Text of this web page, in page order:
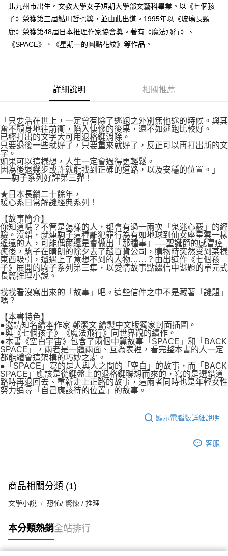
※ 請注意：結帳手續完成當下不需立刻繳費，但若您需要取消訂單，請聯絡
購買商品的店家。未經商家同意取消之訂單仍視為有效，需透過AFTEE先享
後付繳納相關費用。
※ 交易是否成功請以「AFTEE先享後付 」之結帳頁面顯示為準，若有關於
是否繳費成功／繳費後需取消欲退款等相關疑問，請聯繫「AFTEE先享後付
易，需依本服務之必要範圍內提供個人資料，並將交易相關給付款項請求債
https://aftee.tw/terms/#terms3
３．未成年的使用者請事先徵得法定代理人或監護人之同意方可使用
「AFTEE先享後付」，若未經同意申辦者引起之損失，本公司不負相關責
任。
４．使用「AFTEE先享後付」時，將依據個別帳號之用戶狀況，依本公司即
時審查核予不同之上限額度；若仍有額度不足之情形，本公司將視審查結果
請求用戶進行身份認證。
５．嚴禁一人註冊多個帳號或使用他人資訊註冊。若發現惡意使用之情形，
恩沛科技股份有限公司將有權停止該用戶之使用額度並採取法律行動。
每筆NT$80，滿NT$500(含以上)免運費
付款後萊爾富取貨
每筆NT$80，滿NT$500(含以上)免運費
付款後7-11取貨
宅配
每筆NT$100，滿NT$800(含以上)免運費
國家/地區配送 查看運費
北九州市出生。文教大學女子短期大學部文藝科畢業。以《七個孩
子》榮獲第三屆鮎川哲也獎，並由此出道。1995年以《玻璃長頸
鹿》榮獲第48屆日本推理作家協會獎。著有《魔法飛行》、
《SPACE》、《星期一的圓點花紋》等作品。
詳細說明 相關推薦
「只要活在世上，一定會有除了逃跑之外別無他途的時候。與其
奮不顧身地往前衝，陷入悽慘的後果，還不如逃跑比較好。
已經打出的文字大可用退格鍵消除。
只要退後一些就好了，只要重來就好了，反正可以再打出新的文
字。
如果可以這樣想，人生一定會過得更輕鬆。
因為後退幾步或許就能找到正確的道路，以及安穩的位置。」
──駒子系列好評第三彈！
★日本長銷二十餘年，
暖心系日常解謎經典系列！
【故事簡介】
你知道嗎？不管是怎樣的人，都會有過一兩次「鬼迷心竅」的經
驗。沒錯，就連駒子這種離犯罪行為有如地球到仙女座星雲一樣
遙遠的人，可能偶爾還是會做出「那種事」──聖誕節的感冒痊
癒後，駒子在晴朗的除夕去了趟百貨公司，購物時突然受到某樣
東西吸引，還遇上了意想不到的人物……？由出道作《七個孩
子》展開的駒子系列第三集，以愛情故事點綴信中謎題的單元式
長篇推理小說。
找找看沒寫出來的「故事」吧。這些信件之中不是藏著「謎題」
嗎？
【本書特色】
●邀請知名繪本作家 鄭潔文 繪製中文版獨家封面插圖。
●與《七個孩子》《魔法飛行》同世界觀的續作。
●本書《空白宇宙》包含了兩個中篇故事「SPACE」和「BACK
SPACE」，兩者是一體兩面、互為表裡，看完整本書的人一定
都能體會這架構的巧妙之處。
●「SPACE」寫的是人與人之間的「空白」的故事，而「BACK
SPACE」應該是從鍵盤上的退格鍵聯想而來的，寫的是選錯道
路時再退回去、重新走上正路的故事，這兩者同時也是年輕女性
努力追尋「自己應該待的位置」的故事。
顯示電腦版詳細說明
客服
商品相關分類 (1)
文學小說 恐怖/ 驚悚 / 推理
本分類熱銷全站排行